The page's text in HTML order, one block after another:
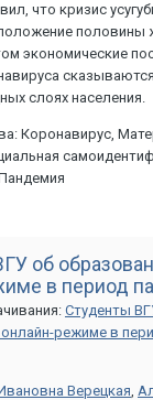
что кризис
половины
экономические
слоях населения.
Коронавирус,
об
в период
Студенты
режиме в
Верецкая,